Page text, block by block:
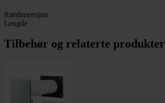
Rørdimensjon
Lengde
Tilbehør og relaterte produkter